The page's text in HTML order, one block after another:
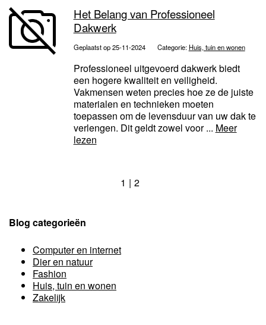
Het Belang van Professioneel
Dakwerk
Geplaatst op 25-11-2024 Categorie: Huis, tuin en wonen
Professioneel uitgevoerd dakwerk biedt
een hogere kwaliteit en veiligheid.
Vakmensen weten precies hoe ze de juiste
materialen en technieken moeten
toepassen om de levensduur van uw dak te
verlengen. Dit geldt zowel voor ... Meer
lezen
1 2
Blog categorieën
Computer en internet
Dier en natuur
Fashion
Huis, tuin en wonen
Zakelijk